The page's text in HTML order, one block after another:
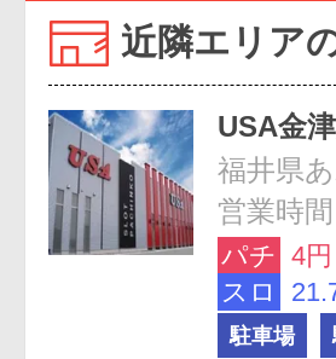
近隣エリア
USA金
福井県
営業時
パチ 4円
スロ
駐車場